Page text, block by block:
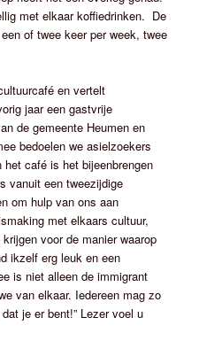
met elkaar koffiedrinken. De
of twee keer per week, twee
en vertelt
jaar een gastvrije
de gemeente Heumen en
bedoelen we asielzoekers
café is het bijeenbrengen
vanuit een tweezijdige
om hulp van ons aan
met elkaars cultuur,
voor de manier waarop
ikzelf erg leuk en een
is niet alleen de immigrant
van elkaar. Iedereen mag zo
je er bent!” Lezer voel u